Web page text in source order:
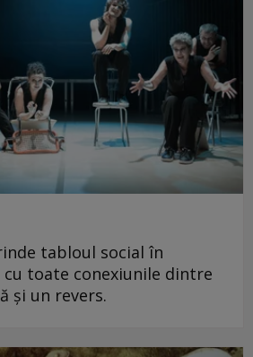
tabloul social în
toate conexiunile dintre
și un revers.